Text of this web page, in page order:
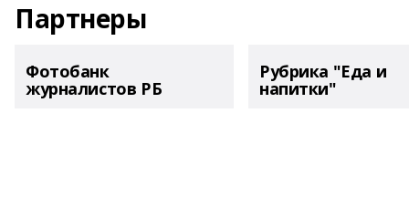
Партнеры
Фотобанк
журналистов РБ
Рубрика "Еда и
напитки"